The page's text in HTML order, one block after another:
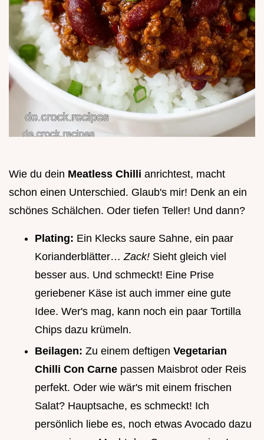
Wie du dein Meatless Chilli anrichtest, macht
schon einen Unterschied. Glaub's mir! Denk an ein
schönes Schälchen. Oder tiefen Teller! Und dann?
Plating: Ein Klecks saure Sahne, ein paar
Korianderblätter… Zack! Sieht gleich viel
besser aus. Und schmeckt! Eine Prise
geriebener Käse ist auch immer eine gute
Idee. Wer's mag, kann noch ein paar Tortilla
Chips dazu krümeln.
Beilagen: Zu einem deftigen Vegetarian
Chilli Con Carne passen Maisbrot oder Reis
perfekt. Oder wie wär's mit einem frischen
Salat? Hauptsache, es schmeckt! Ich
persönlich liebe es, noch etwas Avocado dazu